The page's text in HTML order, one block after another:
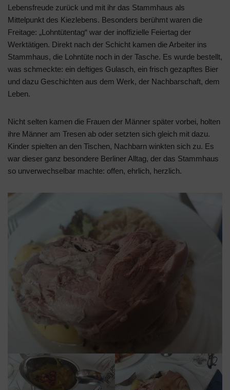
Lebensfreude zurück und mit ihr das Stammhaus als
Mittelpunkt des Kiezlebens. Besonders berühmt waren die
Freitage: „Lohntütentag“ war der inoffizielle Feiertag der
Werktätigen. Direkt nach der Schicht kamen die Arbeiter ins
Stammhaus, die Lohntüte noch in der Tasche. Es wurde bestellt,
was schmeckte: ein deftiges Gulasch, ein frisch gezapftes Bier
und dazu Geschichten aus dem Werk, der Nachbarschaft, dem
Leben.
Nicht selten kamen die Frauen der Männer später vorbei, holten
ihre Männer am Tresen ab oder setzten sich gleich mit dazu.
Kinder spielten an den Tischen, Nachbarn winkten sich zu. Es
war dieser ganz besondere Berliner Alltag, der das Stammhaus
so unverwechselbar machte: offen, ehrlich, herzlich.